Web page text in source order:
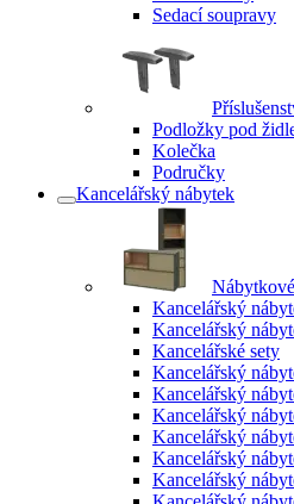
Sedací soupravy
Podložky pod
Kolečka
Područky
Kancelářský nábytek
Kancelářský
Kancelářský
Kancelářské sety
Kancelářský
Kancelářský
Kancelářský
Kancelářský
Kancelářský
Kancelářský